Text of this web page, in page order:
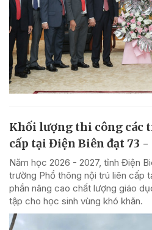
Khối lượng thi công các
cấp tại Điện Biên đạt 73 -
Năm học 2026 - 2027, tỉnh Điện
trường Phổ thông nội trú liên cấp
phần nâng cao chất lượng giáo
tập cho học sinh vùng khó khăn.